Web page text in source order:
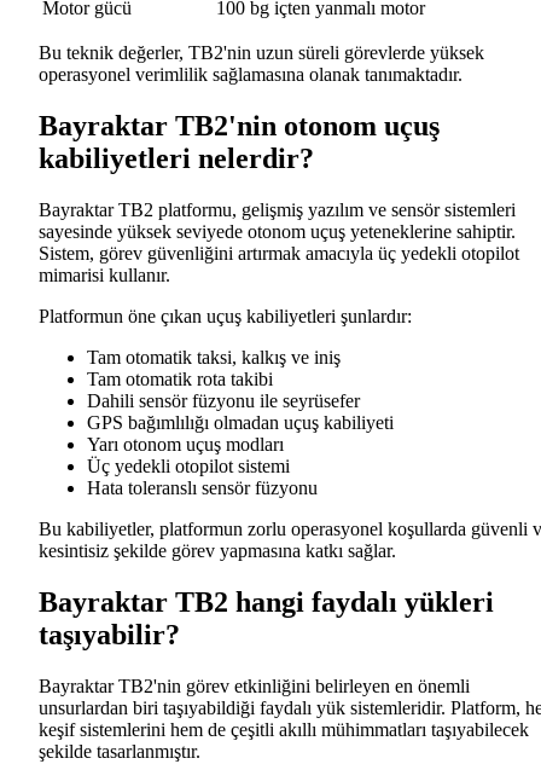
Motor gücü 100 bg içten yanmalı motor
Bu teknik değerler, TB2'nin uzun süreli görevlerde yüksek
operasyonel verimlilik sağlamasına olanak tanımaktadır.
Bayraktar TB2'nin otonom uçuş
kabiliyetleri nelerdir?
Bayraktar TB2 platformu, gelişmiş yazılım ve sensör sistemleri
sayesinde yüksek seviyede otonom uçuş yeteneklerine sahiptir.
Sistem, görev güvenliğini artırmak amacıyla üç yedekli otopilot
mimarisi kullanır.
Platformun öne çıkan uçuş kabiliyetleri şunlardır:
Tam otomatik taksi, kalkış ve iniş
Tam otomatik rota takibi
Dahili sensör füzyonu ile seyrüsefer
GPS bağımlılığı olmadan uçuş kabiliyeti
Yarı otonom uçuş modları
Üç yedekli otopilot sistemi
Hata toleranslı sensör füzyonu
Bu kabiliyetler, platformun zorlu operasyonel koşullarda güvenli
kesintisiz şekilde görev yapmasına katkı sağlar.
Bayraktar TB2 hangi faydalı yükleri
taşıyabilir?
Bayraktar TB2'nin görev etkinliğini belirleyen en önemli
unsurlardan biri taşıyabildiği faydalı yük sistemleridir. Platform,
keşif sistemlerini hem de çeşitli akıllı mühimmatları taşıyabilecek
şekilde tasarlanmıştır.